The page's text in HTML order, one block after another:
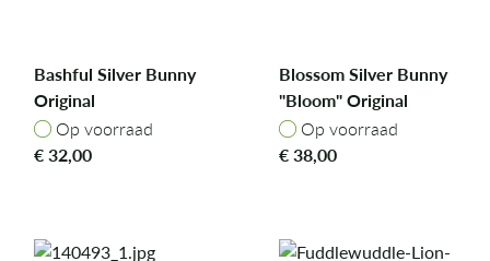
Bashful Silver Bunny
Original
Op voorraad
Op voorraad
€32,00
Blossom Silver Bunny
"Bloom" Original
Op voorraad
Op voorraad
€38,00